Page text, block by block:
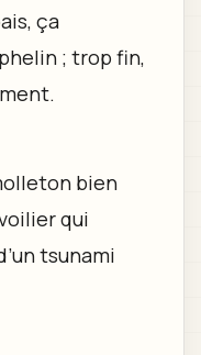
ça
; trop fin,
bien
qui
tsunami